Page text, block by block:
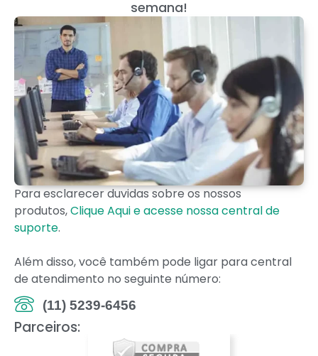
semana!
Para esclarecer duvidas sobre os nossos
produtos,Clique Aqui e acesse nossa central de
suporte.
Além disso, você também pode ligar para central
de atendimento no seguinte número:
(11) 5239-6456
Parceiros: